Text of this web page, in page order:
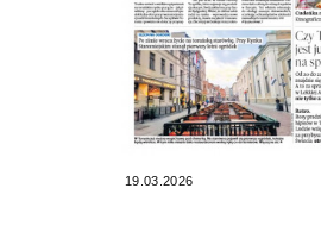
19.03.2026